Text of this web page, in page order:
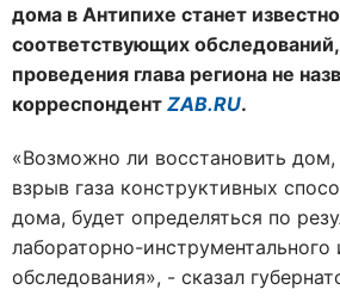
дома в Антипихе станет
соответствующих
проведения глава региона не
корреспондент ZAB.RU.
«Возможно ли восстановить
взрыв газа конструктивных
дома, будет определяться по
лабораторно-инструментального
обследования», - сказал